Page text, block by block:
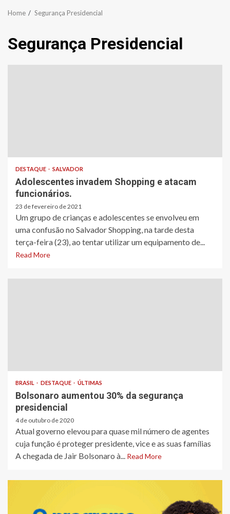
Home Segurança Presidencial
Segurança Presidencial
DESTAQUE SALVADOR
Adolescentes invadem Shopping e atacam
funcionários.
23 de fevereiro de 2021
Um grupo de crianças e adolescentes se envolveu em
uma confusão no Salvador Shopping, na tarde desta
terça-feira (23), ao tentar utilizar um equipamento de...
Read More
BRASIL DESTAQUE ÚLTIMAS
Bolsonaro aumentou 30% da segurança
presidencial
4 de outubro de 2020
Atual governo elevou para quase mil número de agentes
cuja função é proteger presidente, vice e as suas famílias
A chegada de Jair Bolsonaro à... Read More